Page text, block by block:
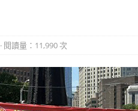
閱讀量：11,990 次